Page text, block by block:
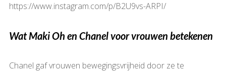
https://www.instagram.com/p/B2U9vs-ARPI/
Wat Maki Oh en Chanel voor vrouwen betekenen
Chanel gaf vrouwen bewegingsvrijheid door ze te